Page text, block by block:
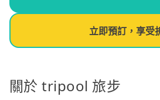
立即預訂，享受
關於 tripool 旅步